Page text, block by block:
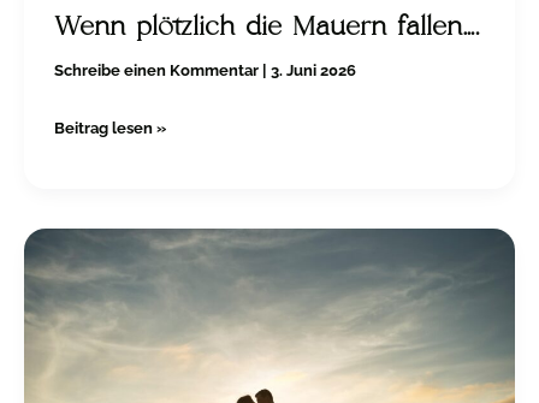
Wenn plötzlich die Mauern fallen….
Schreibe einen Kommentar | 3. Juni 2026
Beitrag lesen »
Du
erstes,
wenn